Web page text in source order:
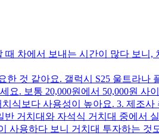
차에서 보내는 시간이 많다 보
것 같아요. 갤럭시 S25 울트라
. 보통 20,000원에서 50,000원
식보다 사용성이 높아요. 3. 제조
거치대와 자석식 거치대 중에서
사용하다 보니 거치대 투자하는